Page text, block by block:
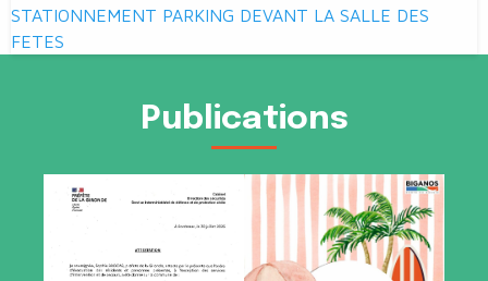
STATIONNEMENT PARKING DEVANT LA SALLE DES
FETES
Publications